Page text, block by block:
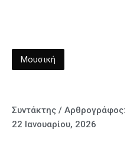
Μουσική
Συντάκτης / Αρθρογράφος:
22 Ιανουαρίου, 2026